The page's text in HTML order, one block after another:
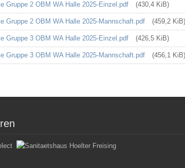
Gruppe 2 OBM WA Halle 2025-Einzel.pdf (430,4 KiB)
Gruppe 2 OBM WA Halle 2025-Mannschaft.pdf (459,2 KiB)
Gruppe 3 OBM WA Halle 2025-Einzel.pdf (426,5 KiB)
Gruppe 3 OBM WA Halle 2025-Mannschaft.pdf
(456,1 KiB)